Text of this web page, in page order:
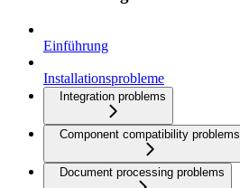
Einführung
Installationsprobleme
Integration problems
Component compatibility problems
Document processing problems